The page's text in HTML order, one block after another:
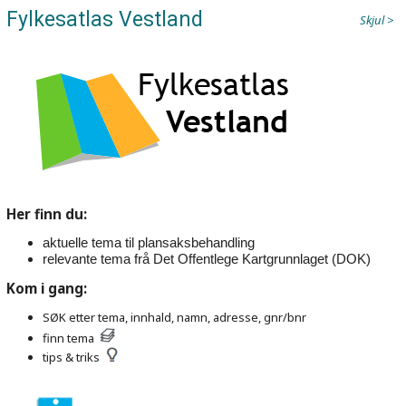
Fylkesatlas Vestland Skjul
Her finn du:
aktuelle tema til plansaksbehandling
relevante tema frå Det Offentlege Kartgrunnlaget (DOK)
Kom i gang:
SØK etter tema, innhald, namn, adresse, gnr/bnr
finn tema
tips & triks